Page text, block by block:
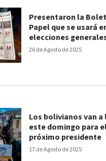
26 de Agosto de 2025
Presentaron la
Papel que se usará
elecciones
17 de Agosto de 2025
Los bolivianos van a
este domingo para
próximo presidente